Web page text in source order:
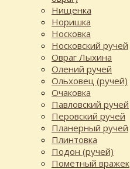
Нищенка
Норишка
Носковка
Носковский ручей
Овраг Лыхина
Олений ручей
Ольховец (ручей)
Очаковка
Павловский ручей
Перовский ручей
Планерный ручей
Плинтовка
Подон (ручей)
Помётный вражек